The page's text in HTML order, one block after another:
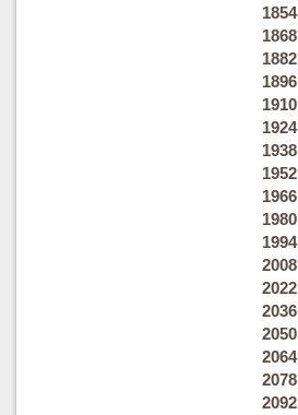
1854
1868
1882
1896
1910
1924
1938
1952
1966
1980
1994
2008
2022
2036
2050
2064
2078
2092